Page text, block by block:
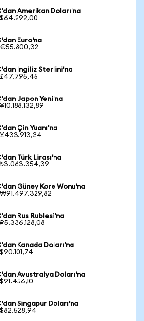
Amerikan Doları'na
$64.292,00
Euro'na
€55.800,32
İngiliz Sterlini'na
£47.795,45
Japon Yeni'na
Çin Yuanı'na
¥433.913,34
Türk Lirası'na
₺3.063.354,39
Güney Kore Wonu'na
₩91.497.329,82
Rus Rublesi'na
Kanada Doları'na
Avustralya Doları'na
Singapur Doları'na